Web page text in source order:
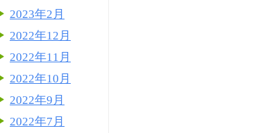
2023年2月
2022年12月
2022年11月
2022年10月
2022年9月
2022年7月